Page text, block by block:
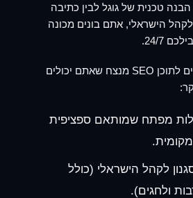
טכנית של גוגל לבין כתיבה
הישראלי, אתם בונים מכונה
24/7.
הנה רשימת המרכיבים לתוכן SEO מנצח שאתם יכולים
מפתח שמותאם ספציפית
לקהל הישראלי (כולל
ולחגים).